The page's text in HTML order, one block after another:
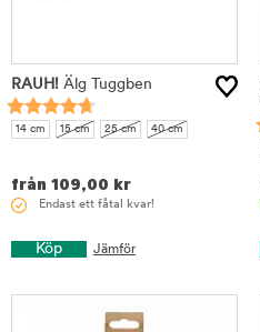
RAUH! Älg Tuggben
14 cm 15 cm 25 cm 40 cm
från 109,00 kr
Endast ett fåtal kvar!
Köp Jämför